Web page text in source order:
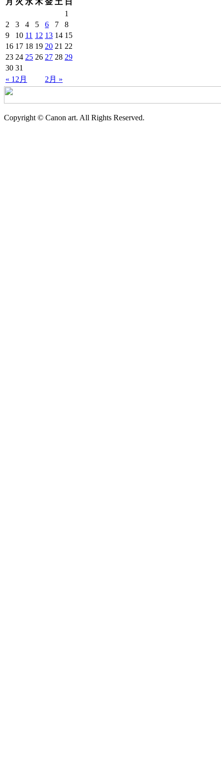
« 12月 2月 »
1
2
3 4 5 6 7
8
9
10 11 12 13 14 15
16 17 18 19 20 21 22
23 24 25 26 27 28 29
30 31
Copyright © Canon art. All Rights Reserved.